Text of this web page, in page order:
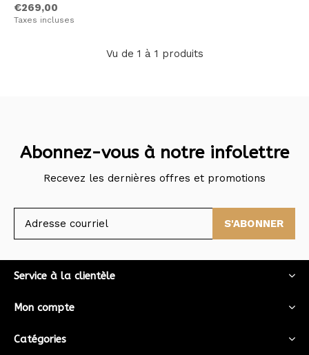
€269,00
Taxes incluses
Vu de 1 à 1 produits
Abonnez-vous à notre infolettre
Recevez les dernières offres et promotions
S'ABONNER
Service à la clientèle
Mon compte
Catégories